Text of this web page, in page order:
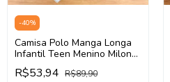
-40%
Camisa Polo Manga Longa
Infantil Teen Menino Milon
2000993 (Marinho)
R$53,94 R$89,90